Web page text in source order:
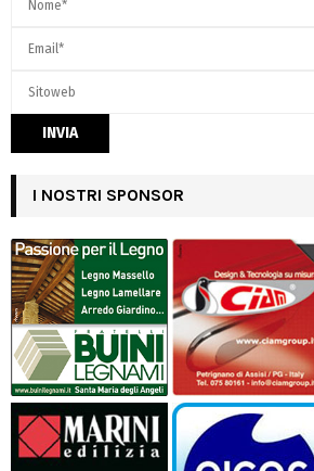
I NOSTRI SPONSOR